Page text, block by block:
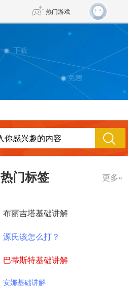
热门游戏
DNF 传奇4
诛仙世界 新仙侠5
更多»
热门标签
布丽吉塔基础讲解
源氏该怎么打？
巴蒂斯特基础讲解
安娜基础讲解